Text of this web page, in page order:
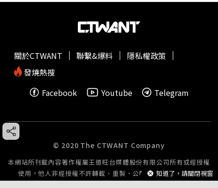
知道了，請關閉視窗
關於CTWANT 聯繫&爆料
隱私權政策
發燒熱搜
Facebook
Youtube Telegram
© 2020 The CTWANT Company
本網站所刊載內容著作權屬王道旺台媒體股份有限公司所有或經授權
使用，他人非經授權不許轉載、重製、公開播送或公開傳輸。